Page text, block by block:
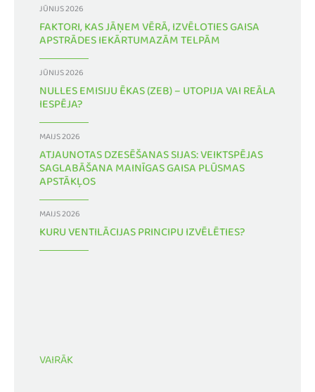
JŪNIJS 2026
FAKTORI, KAS JĀŅEM VĒRĀ, IZVĒLOTIES GAISA
APSTRĀDES IEKĀRTUMAZĀM TELPĀM
JŪNIJS 2026
NULLES EMISIJU ĒKAS (ZEB) – UTOPIJA VAI REĀLA
IESPĒJA?
MAIJS 2026
ATJAUNOTAS DZESĒŠANAS SIJAS: VEIKTSPĒJAS
SAGLABĀŠANA MAINĪGAS GAISA PLŪSMAS
APSTĀKĻOS
MAIJS 2026
KURU VENTILĀCIJAS PRINCIPU IZVĒLĒTIES?
VAIRĀK